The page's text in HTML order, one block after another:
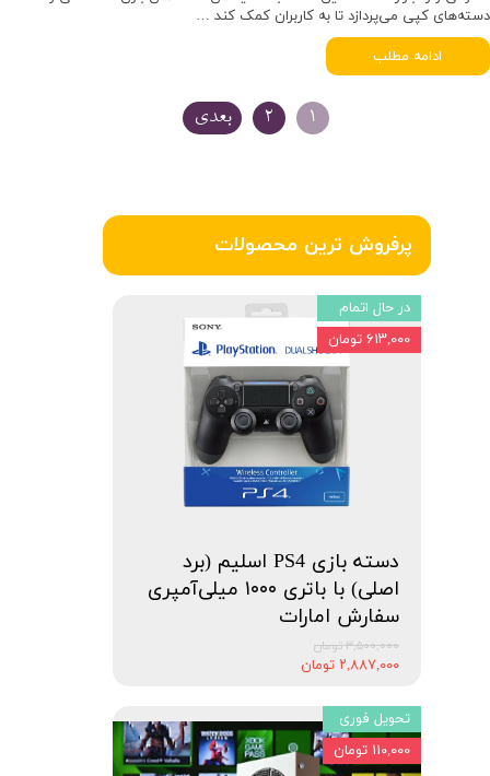
دسته‌های کپی می‌پردازد تا به کاربران کمک کند …
ادامه مطلب
۱ ۲ بعدی
دسته بازی PS4 اسلیم (برد
اصلی) با باتری ۱۰۰۰ میلی‌آمپری
سفارش امارات
۳,۵۰۰,۰۰۰ تومان
۲,۸۸۷,۰۰۰ تومان
در حال اتمام
۶۱۳,۰۰۰ تومان
تحویل فوری
۱۱۰,۰۰۰ تومان
پرفروش ترین محصولات